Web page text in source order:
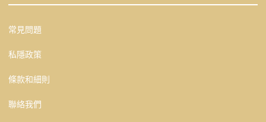
常見問題
私隱政策
條款和細則
聯絡我們